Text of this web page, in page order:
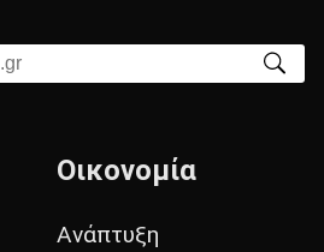
Οικονομία
Ανάπτυξη